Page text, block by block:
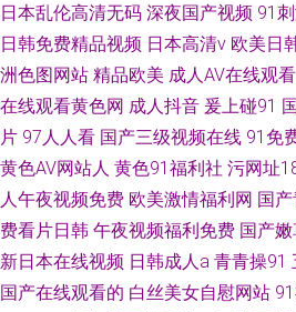
洲一区97色 豆花成人精品 丁香午夜超碰 伊人
社 东京热无套内射 国产TS网站 肏屄在线免
坛 91国产 日韩色图合集 天美91极品 东京热
久草姿源站 激情另类小说 操操人人 丁香AV
超碰人人操人人妻 香蕉视频污污污污 国产美
日本乱伦高清无码 深夜国产视频 91
日韩免费精品视频 日本高清v 欧美日
洲色图网站 精品欧美 成人AV在线观看
在线观看黄色网 成人抖音 爰上碰91
片 97人人看 国产三级视频在线 91免
黄色AV网站人 黄色91福利社 污网址
人午夜视频免费 欧美激情福利网 国
费看片日韩 午夜视频福利免费 国产
新日本在线视频 日韩成人a 青青操91
国产在线观看的 白丝美女自慰网站